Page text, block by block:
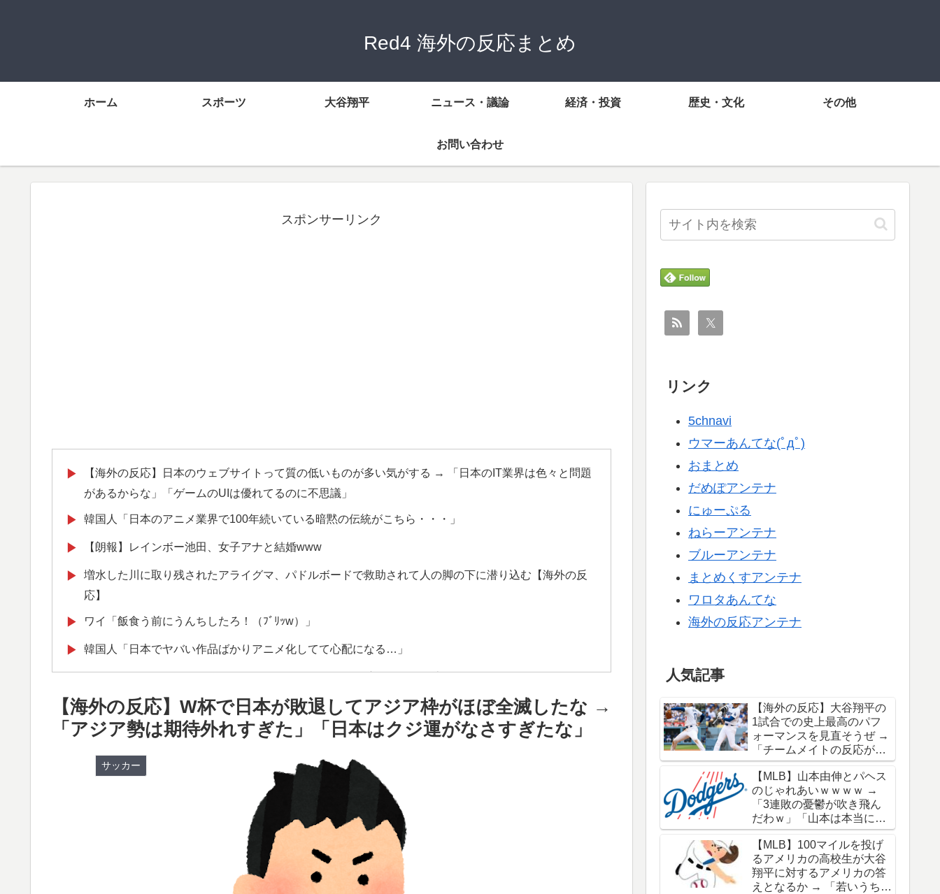
Red4 海外の反応まとめ
ホーム スポーツ 大谷翔平 ニュース・議論 経済・投資 歴史・文化 その他
お問い合わせ
スポンサーリンク
▶
【海外の反応】日本のウェブサイトって質の低いものが多い気がする → 「日本のIT業界は色々と問題
があるからな」「ゲームのUIは優れてるのに不思議」
▶ 韓国人「日本のアニメ業界で100年続いている暗黙の伝統がこちら・・・」
▶ 【朗報】レインボー池田、女子アナと結婚www
▶
増水した川に取り残されたアライグマ、パドルボードで救助されて人の脚の下に潜り込む【海外の反
応】
▶ ワイ「飯食う前にうんちしたろ！（ﾌﾞﾘｯw）」
▶ 韓国人「日本でヤバい作品ばかりアニメ化してて心配になる…」
海外「コーヒー1杯が6ドルって何なんだ、レシートを二度見した」値上げで買うのをやめたもの…
▶ 海外「お前らの国に他愛のない対立ってある？」日本「エスカレーターの立つ位置」
▶ 韓国人「猛暑で〇〇も疲れ果てた…〇〇の個体数が急減」
海外「消火栓もフェイクだから消防士が右往左往する中国www」
ワールドカップは誰のものか FIFA新会社構想が10日足らずで撤回された理由【海外の反応・解説】
海外「StumbleUponが恋しいんじゃない、あの頃のネットが面白すぎたんだ」1995〜2010年の消えた
海外の反応：鈴木誠也が豪快な弾丸19号HRと好守備で大谷ドジャース撃破に貢献「トレードされなく
て良かった」とカブスファン絶賛
【海外の反応】W杯で日本が敗退してアジア枠がほぼ全滅したな →
「アジア勢は期待外れすぎた」「日本はクジ運がなさすぎたな」
サッカー
リンク
5chnavi
ウマーあんてな(ﾟдﾟ)
おまとめ
だめぽアンテナ
にゅーぷる
ねらーアンテナ
ブルーアンテナ
まとめくすアンテナ
ワロタあんてな
海外の反応アンテナ
人気記事
【海外の反応】大谷翔平の
1試合での史上最高のパフ
ォーマンスを見直そうぜ →
「チームメイトの反応が凄
さを物語ってるな」「ワー
ルドシリーズで延長18回ま
でいった試合も凄かった」
【MLB】山本由伸とパヘス
のじゃれあいｗｗｗｗ →
「3連敗の憂鬱が吹き飛ん
だわｗ」「山本は本当にオ
シャレだな」
【MLB】100マイルを投げ
るアメリカの高校生が大谷
翔平に対するアメリカの答
えとなるか → 「若いうちか